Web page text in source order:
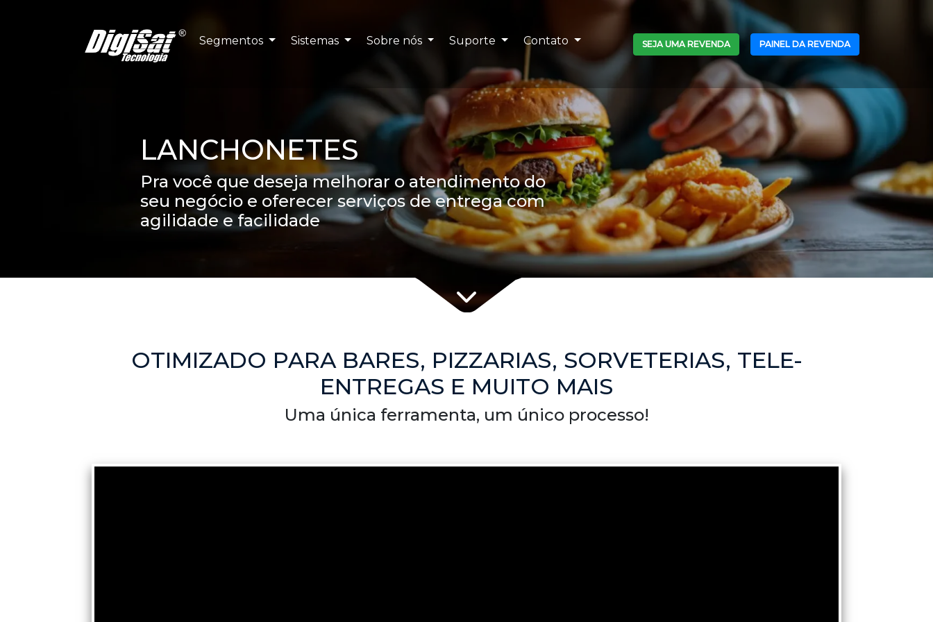
Segmentos Sistemas Sobre nós Suporte Contato SEJA UMA REVENDA PAINEL DA REVENDA
LANCHONETES
Pra você que deseja melhorar o atendimento do
seu negócio e oferecer serviços de entrega com
agilidade e facilidade
OTIMIZADO PARA BARES, PIZZARIAS, SORVETERIAS, TELE-
ENTREGAS E MUITO MAIS
Uma única ferramenta, um único processo!